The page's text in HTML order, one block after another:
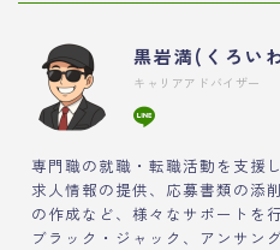
黒岩満(くろい
キャリアアドバイザー
専門職の就職・転職活動を支援
求人情報の提供、応募書類の添
の作成など、様々なサポートを
ブラック・ジャック、アンサン